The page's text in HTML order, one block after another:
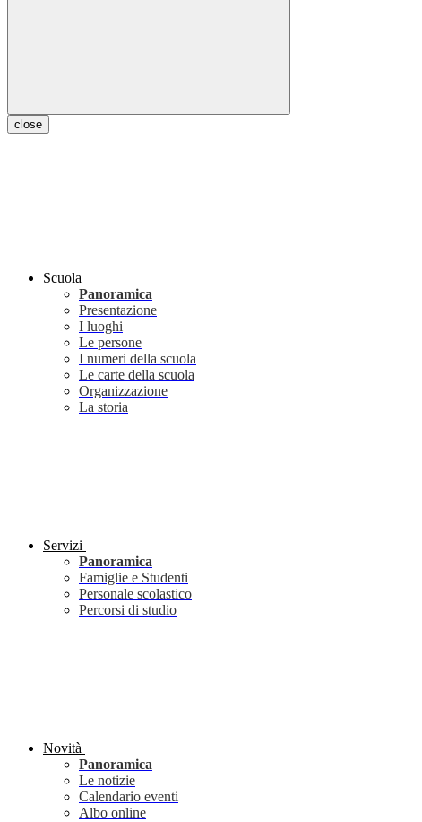
close
Scuola
Panoramica
Presentazione
I luoghi
Le persone
I numeri della scuola
Le carte della scuola
Organizzazione
La storia
Servizi
Panoramica
Famiglie e Studenti
Personale scolastico
Percorsi di studio
Novità
Panoramica
Le notizie
Calendario eventi
Albo online